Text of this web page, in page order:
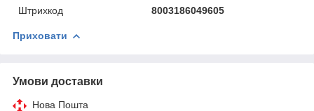
Штрихкод 8003186049605
Приховати
Умови доставки
Нова Пошта